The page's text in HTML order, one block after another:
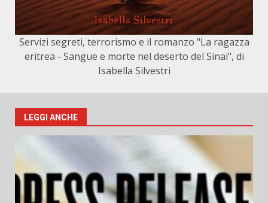
Servizi segreti, terrorismo e il romanzo "La ragazza
eritrea - Sangue e morte nel deserto del Sinai", di
Isabella Silvestri
LEGGI ANCHE